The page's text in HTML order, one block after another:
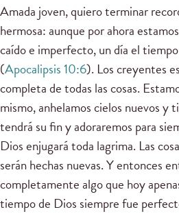
Amada joven, quiero terminar
hermosa: aunque por ahora
caído e imperfecto, un día el
(Apocalipsis 10:6). Los creyentes
completa de todas las cosas.
mismo, anhelamos cielos nuevos y
tendrá su fin y adoraremos para
Dios enjugará toda lagrima. Las
serán hechas nuevas. Y entonces
completamente algo que hoy
tiempo de Dios siempre fue